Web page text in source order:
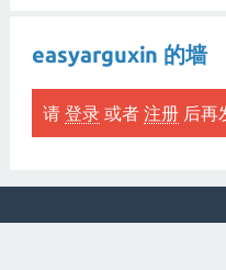
easyarguxin 的墙
请登录 或者注册 后再